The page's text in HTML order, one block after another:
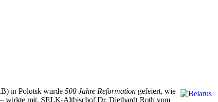
in Polotsk wurde 500 Jahre Reformation gefeiert, wie
– wirkte mit. SELK-Altbischof Dr. Diethardt Roth vom